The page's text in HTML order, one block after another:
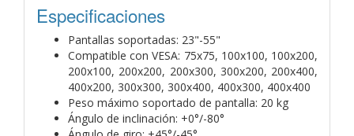
Especificaciones
Pantallas soportadas: 23"-55"
Compatible con VESA: 75x75, 100x100, 100x200,
200x100, 200x200, 200x300, 300x200, 200x400,
400x200, 300x300, 300x400, 400x300, 400x400
Peso máximo soportado de pantalla: 20 kg
Ángulo de inclinación: +0°/-80°